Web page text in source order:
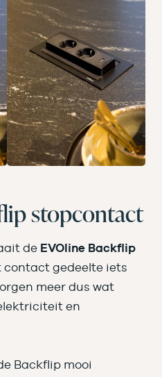
stopcontact
de EVOline Backflip
contact gedeelte iets
meer dus wat
en
Backflip mooi